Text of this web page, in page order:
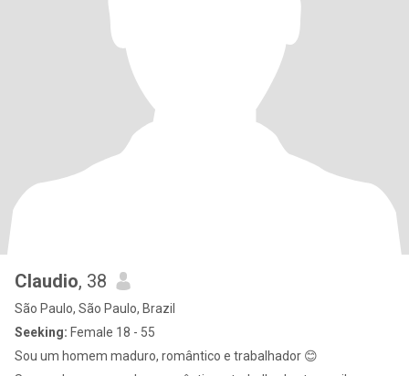
Claudio, 38
São Paulo, São Paulo, Brazil
Seeking: Female 18 - 55
Sou um homem maduro, romântico e trabalhador 😊